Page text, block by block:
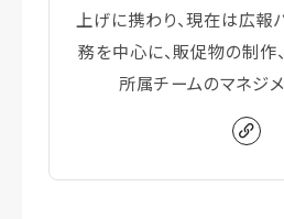
上げに携わり、現在は広報
務を中心に、販促物の制作
所属チームのマネジメ